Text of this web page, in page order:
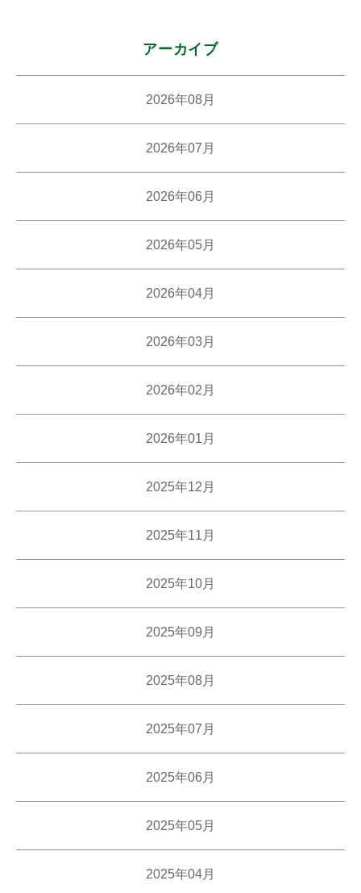
アーカイブ
2026年08月
2026年07月
2026年06月
2026年05月
2026年04月
2026年03月
2026年02月
2026年01月
2025年12月
2025年11月
2025年10月
2025年09月
2025年08月
2025年07月
2025年06月
2025年05月
2025年04月